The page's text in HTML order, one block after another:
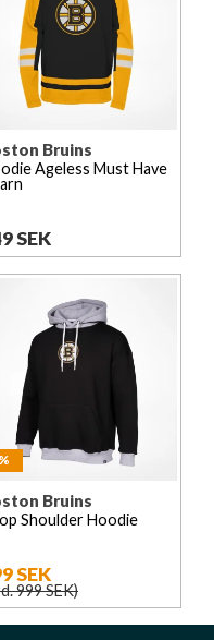
Bruins
Ageless Must Have
SEK
Bruins
Shoulder Hoodie
SEK
999 SEK)